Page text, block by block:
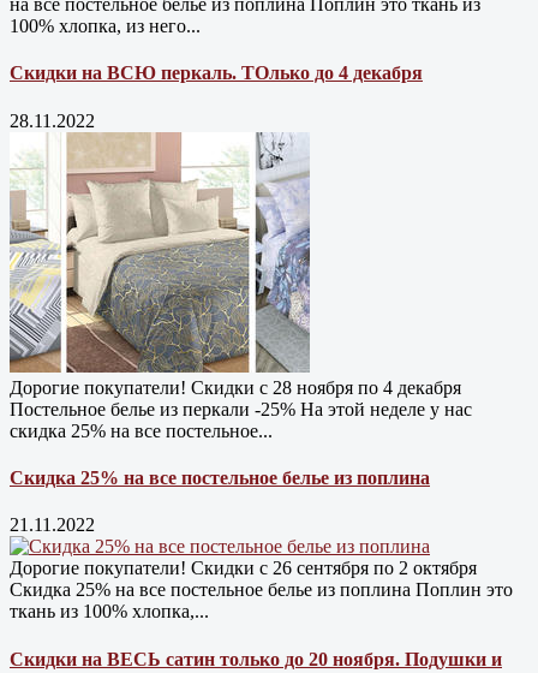
на все постельное белье из поплина Поплин это ткань из
100% хлопка, из него...
Скидки на ВСЮ перкаль. ТОлько до 4 декабря
28.11.2022
Дорогие покупатели! Скидки с 28 ноября по 4 декабря
Постельное белье из перкали -25% На этой неделе у нас
скидка 25% на все постельное...
Скидка 25% на все постельное белье из поплина
21.11.2022
Дорогие покупатели! Скидки с 26 сентября по 2 октября
Скидка 25% на все постельное белье из поплина Поплин это
ткань из 100% хлопка,...
Скидки на ВЕСЬ сатин только до 20 ноября. Подушки и